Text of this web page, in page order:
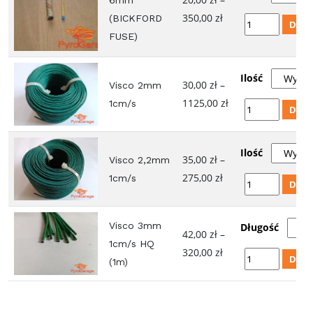
zapłonników,
2x0,5mm2
(BICKFORD
FUSE)
350,00 złZakres
20,00 zł
do
350,00 zł
ilość
Time
Fuse
6mm
FUSE)
Visco 2mm
1cm/s
30,00 zł –
1125,00 złZakres
cen:
30,00 zł
1125,00 zł
Ilość
ilość
Visco
1cm/s
Visco 2,2mm
1cm/s
35,00 zł –
275,00 złZakres
35,00 zł
do
275,00 zł
Ilość
ilość
Visco
1cm/s
Visco 3mm
1cm/s HQ
(1m)
42,00 zł –
320,00 złZakres
Długość
ilość
Visco